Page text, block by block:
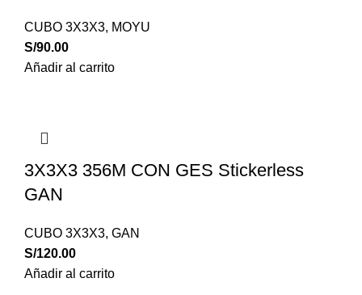
CUBO 3X3X3, MOYU
S/90.00
Añadir al carrito
3X3X3 356M CON GES Stickerless
GAN
CUBO 3X3X3, GAN
S/120.00
Añadir al carrito